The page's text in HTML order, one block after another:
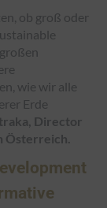
ob groß oder
wie wir alle
Erde
Director
Österreich.